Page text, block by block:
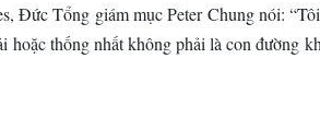
Đức Tổng giám mục Peter Chung nói:
hoặc thống nhất không phải là con đường